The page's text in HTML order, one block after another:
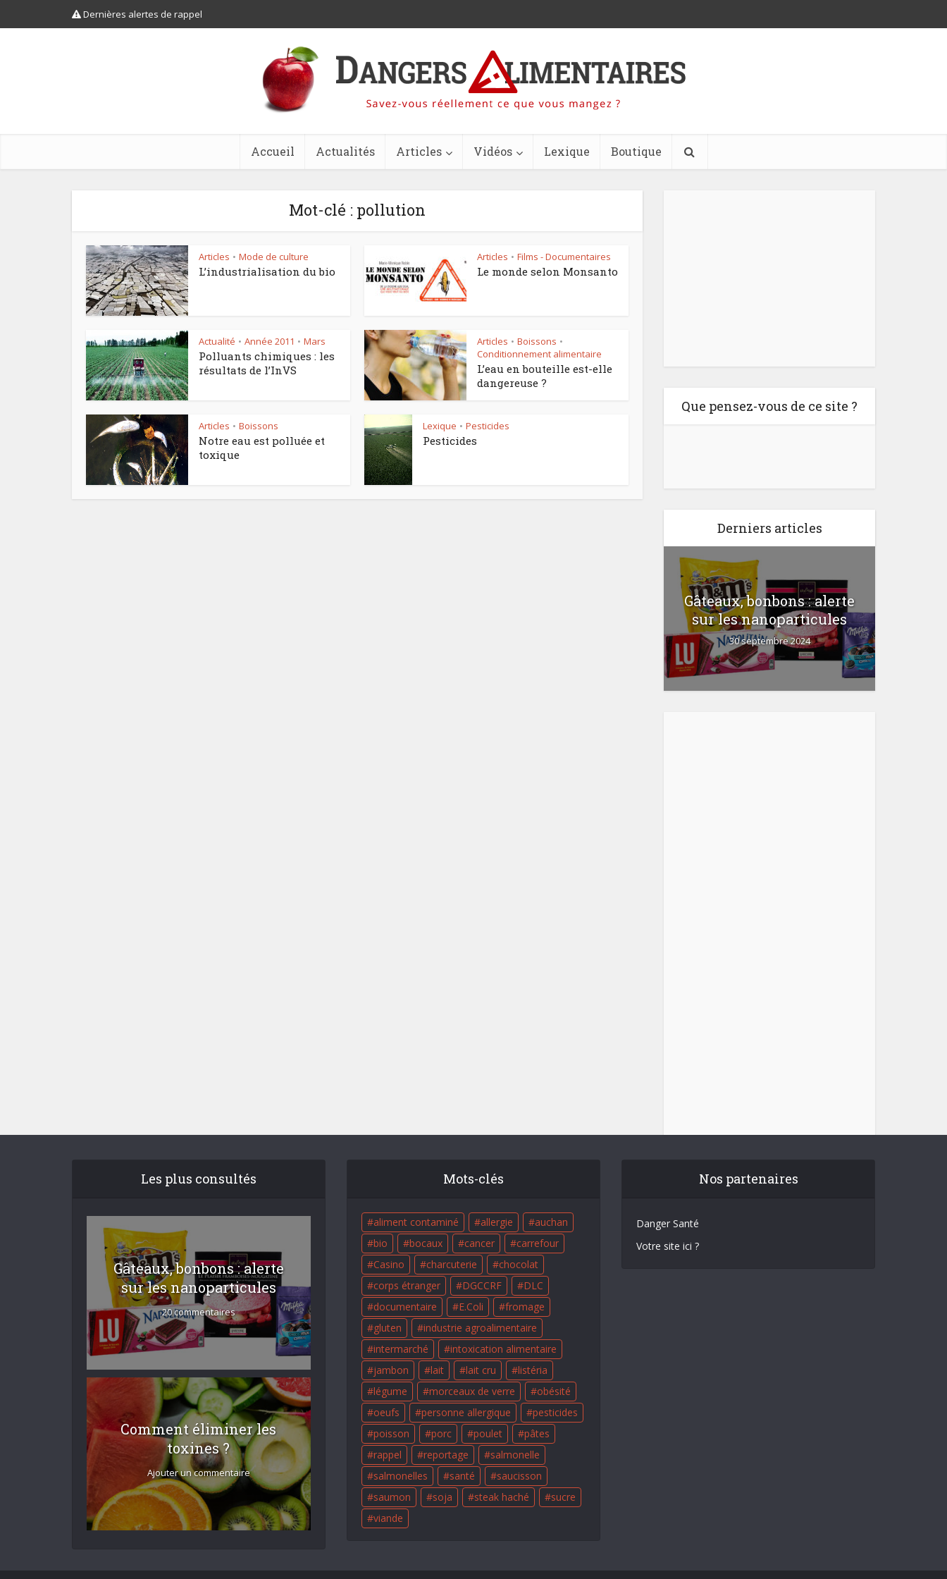
Dernières alertes de rappel
Accueil Actualités Articles Vidéos Lexique Boutique
Mot-clé : pollution
Articles • Mode de culture
L’industrialisation du bio
Articles • Films - Documentaires
Le monde selon Monsanto
Actualité • Année 2011 • Mars
Polluants chimiques : les
résultats de l’InVS
Articles • Boissons •
Conditionnement alimentaire
L’eau en bouteille est-elle
dangereuse ?
Articles • Boissons
Notre eau est polluée et
toxique
Lexique • Pesticides
Pesticides
Que pensez-vous de ce site ?
Derniers articles
Gâteaux, bonbons : alerte
sur les nanoparticules
30 septembre 2024
Les plus consultés
Gâteaux, bonbons : alerte
sur les nanoparticules
20 commentaires
Comment éliminer les
toxines ?
Ajouter un commentaire
Mots-clés
aliment contaminé allergie
auchan
bio
bocaux cancer
carrefour
Casino
charcuterie
chocolat
corps étranger
DGCCRF
DLC
documentaire
E.Coli
fromage
gluten
industrie agroalimentaire
intermarché
intoxication alimentaire
jambon
lait lait cru
listéria
légume
morceaux de verre
obésité
oeufs
personne allergique
pesticides
poisson
porc poulet
pâtes
rappel
reportage
salmonelle
salmonelles
santé
saucisson
saumon
soja steak haché
sucre
viande
Nos partenaires
Danger Santé
Votre site ici ?